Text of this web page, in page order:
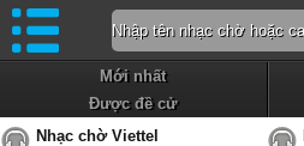
Mới nhất
Được đề cử
Nhạc chờ Viettel